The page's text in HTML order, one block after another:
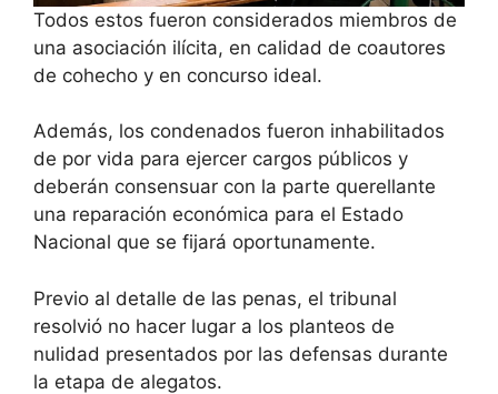
Todos estos fueron considerados miembros de
una asociación ilícita, en calidad de coautores
de cohecho y en concurso ideal.
Además, los condenados fueron inhabilitados
de por vida para ejercer cargos públicos y
deberán consensuar con la parte querellante
una reparación económica para el Estado
Nacional que se fijará oportunamente.
Previo al detalle de las penas, el tribunal
resolvió no hacer lugar a los planteos de
nulidad presentados por las defensas durante
la etapa de alegatos.